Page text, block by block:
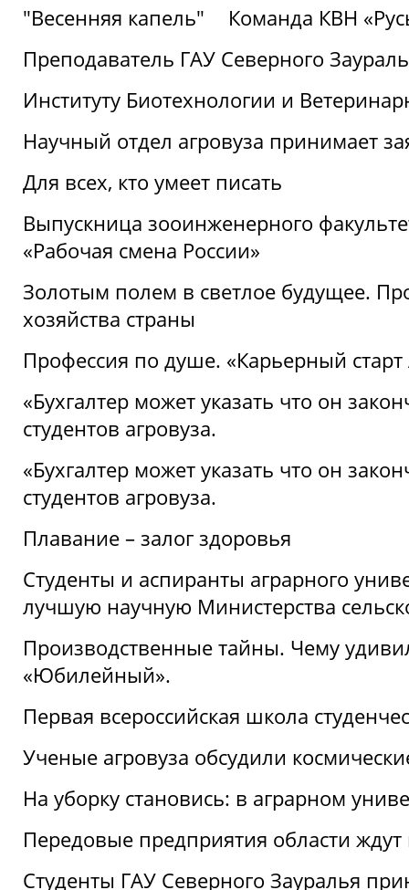
"Весенняя капель"
Команда КВН
Преподаватель ГАУ Северного
Институту Биотехнологии и
Научный отдел агровуза принимает
Для всех, кто умеет писать
Выпускница зооинженерного
«Рабочая смена России»
Золотым полем в светлое будущее.
хозяйства страны
Профессия по душе. «Карьерный
«Бухгалтер может указать что он
студентов агровуза.
«Бухгалтер может указать что он
студентов агровуза.
Плавание – залог здоровья
Студенты и аспиранты аграрного
лучшую научную Министерства
Производственные тайны. Чему
«Юбилейный».
Первая всероссийская школа
Ученые агровуза обсудили
На уборку становись: в аграрном
Передовые предприятия области ждут
Студенты ГАУ Северного Зауралья